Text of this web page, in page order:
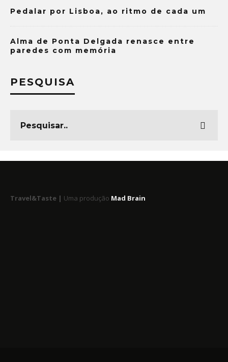
Pedalar por Lisboa, ao ritmo de cada um
Alma de Ponta Delgada renasce entre
paredes com memória
PESQUISA
Travel&Taste | Uma produção Mad Brain